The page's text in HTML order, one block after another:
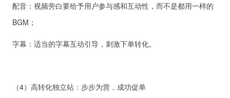
配音：视频旁白要给予用户参与感和互动性，而不是都用一样的
BGM；
字幕：适当的字幕互动引导，刺激下单转化。
（4）高转化独立站：步步为营，成功促单